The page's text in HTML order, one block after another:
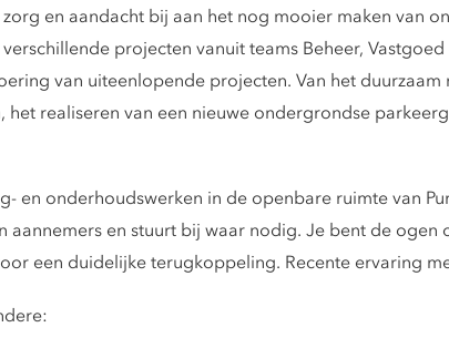
en aandacht bij aan het nog mooier maken van
projecten vanuit teams Beheer,
van uiteenlopende projecten. Van het duurzaam
het realiseren van een nieuwe ondergrondse
en onderhoudswerken in de openbare ruimte van
aannemers en stuurt bij waar nodig. Je bent de
een duidelijke terugkoppeling. Recente ervaring